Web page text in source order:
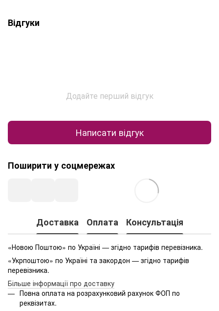
Відгуки
Додайте перший відгук
Написати відгук
Поширити у соцмережах
Доставка Оплата Консультація
«Новою Поштою» по Україні — згідно тарифів перевізника.
«Укрпоштою» по Україні та закордон — згідно тарифів
перевізника.
Більше інформації про доставку
Повна оплата на розрахунковий рахунок ФОП по
реквізитах.